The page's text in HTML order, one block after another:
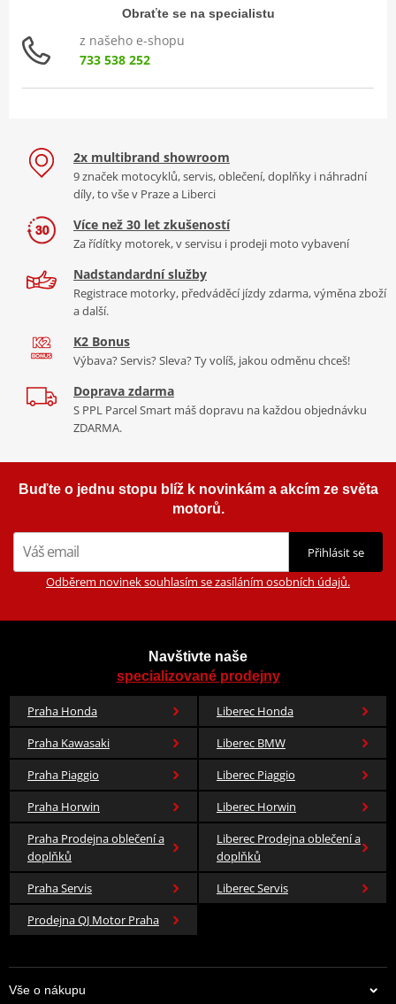
Obraťte se na specialistu
z našeho e-shopu
733 538 252
2x multibrand showroom
9 značek motocyklů, servis, oblečení, doplňky i náhradní
díly, to vše v Praze a Liberci
Více než 30 let zkušeností
Za řídítky motorek, v servisu i prodeji moto vybavení
Nadstandardní služby
Registrace motorky, předváděcí jízdy zdarma, výměna zboží
a další.
K2 Bonus
Výbava? Servis? Sleva? Ty volíš, jakou odměnu chceš!
Doprava zdarma
S PPL Parcel Smart máš dopravu na každou objednávku
ZDARMA.
Buďte o jednu stopu blíž k novinkám a akcím ze světa
motorů.
Přihlásit se
Odběrem novinek souhlasím se zasíláním osobních údajů.
Navštivte naše
specializované prodejny
Praha Honda
Liberec Honda
Praha Kawasaki
Liberec BMW
Praha Piaggio
Liberec Piaggio
Praha Horwin
Liberec Horwin
Praha Prodejna oblečení a
doplňků
Liberec Prodejna oblečení a
doplňků
Praha Servis
Liberec Servis
Prodejna QJ Motor Praha
Vše o nákupu